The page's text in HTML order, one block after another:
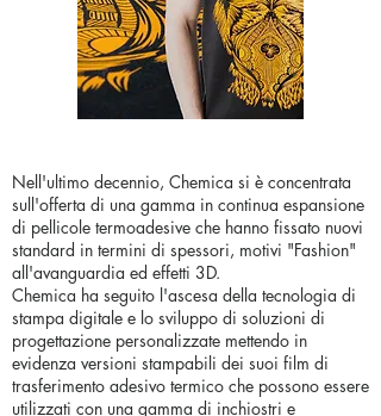
Nell'ultimo decennio, Chemica si è concentrata
sull'offerta di una gamma in continua espansione
di pellicole termoadesive che hanno fissato nuovi
standard in termini di spessori, motivi "Fashion"
all'avanguardia ed effetti 3D.
Chemica ha seguito l'ascesa della tecnologia di
stampa digitale e lo sviluppo di soluzioni di
progettazione personalizzate mettendo in
evidenza versioni stampabili dei suoi film di
trasferimento adesivo termico che possono essere
utilizzati con una gamma di inchiostri e